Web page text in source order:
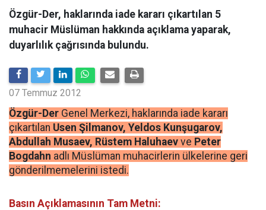
Özgür-Der, haklarında iade kararı çıkartılan 5
muhacir Müslüman hakkında açıklama yaparak,
duyarlılık çağrısında bulundu.
07 Temmuz 2012
Özgür-Der Genel Merkezi, haklarında iade kararı
çıkartılan Usen Şilmanov, Yeldos Kunşugarov,
Abdullah Musaev, Rüstem Haluhaev ve Peter
Bogdahn adlı Müslüman muhacirlerin ülkelerine geri
gönderilmemelerini istedi.
Basın Açıklamasının Tam Metni: